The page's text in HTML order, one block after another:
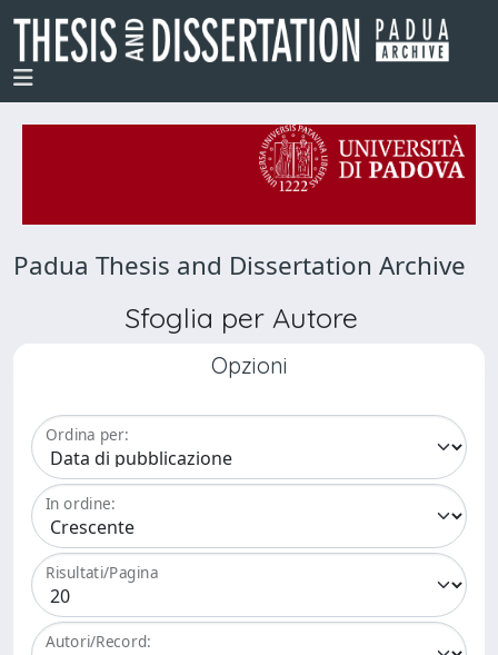
Padua Thesis and Dissertation Archive
Sfoglia per Autore
Opzioni
Ordina per:
In ordine:
Risultati/Pagina
Autori/Record: